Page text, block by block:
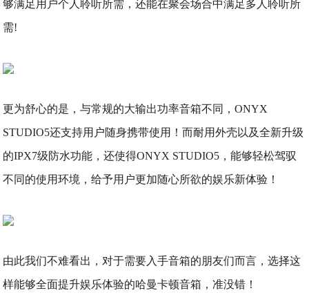
够满足用户个人聆听所需，还能在聚会场合中满足多人聆听所
需!
更为舒心的是，与常规的大输出功率音箱不同，ONYX
STUDIO5还支持用户随身携带使用！而耐用外壳以及全新升级
的IPX7级防水功能，还使得ONYX STUDIO5，能够轻松驾驭
不同的使用环境，给予用户更加随心所欲的娱乐新体验！
由此我们不难看出，对于需要入手音箱的朋友们而言，选择这
样能够全面提升娱乐体验的哈曼卡顿音箱，准没错！